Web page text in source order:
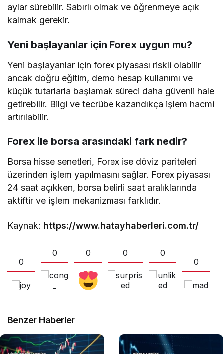
aylar sürebilir. Sabırlı olmak ve öğrenmeye açık
kalmak gerekir.
Yeni başlayanlar için Forex uygun mu?
Yeni başlayanlar için forex piyasası riskli olabilir
ancak doğru eğitim, demo hesap kullanımı ve
küçük tutarlarla başlamak süreci daha güvenli hale
getirebilir. Bilgi ve tecrübe kazandıkça işlem hacmi
artırılabilir.
Forex ile borsa arasındaki fark nedir?
Borsa hisse senetleri, Forex ise döviz pariteleri
üzerinden işlem yapılmasını sağlar. Forex piyasası
24 saat açıkken, borsa belirli saat aralıklarında
aktiftir ve işlem mekanizması farklıdır.
Kaynak: https://www.hatayhaberleri.com.tr/
0
0 0 0
0
0
Benzer Haberler